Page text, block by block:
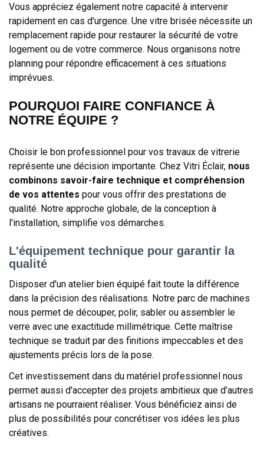
Vous appréciez également notre capacité à intervenir
rapidement en cas d'urgence. Une vitre brisée nécessite un
remplacement rapide pour restaurer la sécurité de votre
logement ou de votre commerce. Nous organisons notre
planning pour répondre efficacement à ces situations
imprévues.
POURQUOI FAIRE CONFIANCE À
NOTRE ÉQUIPE ?
Choisir le bon professionnel pour vos travaux de vitrerie
représente une décision importante. Chez Vitri Éclair, nous
combinons savoir-faire technique et compréhension
de vos attentes pour vous offrir des prestations de
qualité. Notre approche globale, de la conception à
l'installation, simplifie vos démarches.
L'équipement technique pour garantir la
qualité
Disposer d'un atelier bien équipé fait toute la différence
dans la précision des réalisations. Notre parc de machines
nous permet de découper, polir, sabler ou assembler le
verre avec une exactitude millimétrique. Cette maîtrise
technique se traduit par des finitions impeccables et des
ajustements précis lors de la pose.
Cet investissement dans du matériel professionnel nous
permet aussi d'accepter des projets ambitieux que d'autres
artisans ne pourraient réaliser. Vous bénéficiez ainsi de
plus de possibilités pour concrétiser vos idées les plus
créatives.